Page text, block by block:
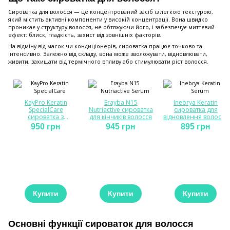
Сироватка для волосся — це концентрований засіб із легкою текстурою,
який містить активні компоненти у високій концентрації. Вона швидко
проникає у структуру волосся, не обтяжуючи його, і забезпечує миттєвий
ефект: блиск, гладкість, захист від зовнішніх факторів.
На відміну від масок чи кондиціонерів, сироватка працює точково та
інтенсивно. Залежно від складу, вона може зволожувати, відновлювати,
живити, захищати від термічного впливу або стимулювати ріст волосся.
KayPro Keratin
SpecialCare
сироватка з
кератином 100 мл
950 грн
Купити
Erayba N15
Nutriactive сироватка
для кінчиків волосся
945 грн
Купити
Inebrya Keratin
сироватка для
відновлення волосся
100 мл
895 грн
Купити
Основні функції сироваток для волосся